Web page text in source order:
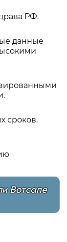
РФ.
данные
сроков.
Вотсапе